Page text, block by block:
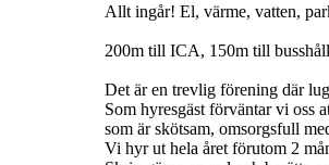
Allt ingår! El, värme, vatten,
200m till ICA, 150m till
Det är en trevlig förening där
Som hyresgäst förväntar vi oss
som är skötsam, omsorgsfull
Vi hyr ut hela året förutom 2